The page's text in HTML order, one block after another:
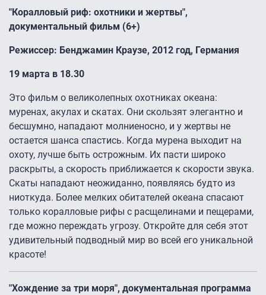
"Коралловый риф: охотники и жертвы",
документальный фильм (6+)
Режиссер: Бенджамин Краузе, 2012 год, Германия
19 марта в 18.30
Это фильм о великолепных охотниках океана:
муренах, акулах и скатах. Они скользят элегантно и
бесшумно, нападают молниеносно, и у жертвы не
остается шанса спастись. Когда мурена выходит на
охоту, лучше быть острожным. Их пасти широко
раскрыты, а скорость приближается к скорости звука.
Скаты нападают неожиданно, появляясь будто из
ниоткуда. Более мелких обитателей океана спасают
только коралловые рифы с расщелинами и пещерами,
где можно переждать угрозу. Откройте для себя этот
удивительный подводный мир во всей его уникальной
красоте!
"Хождение за три моря", документальная программа